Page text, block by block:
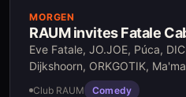
MORGEN
RAUM invites Fatale
Eve Fatale, JO.JOE, Púca,
Dijkshoorn, ORKGOTIK,
Club RAUM Comedy